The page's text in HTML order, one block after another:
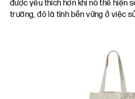
được yêu thích hơn khi nó thể hiện
trường, đó là tính bền vững ở việc